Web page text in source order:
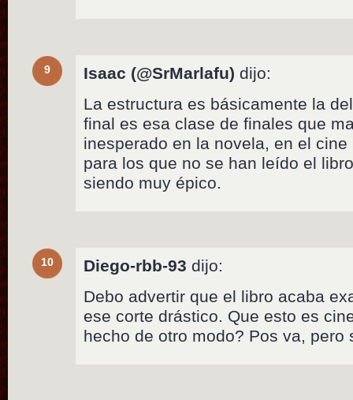
9 Isaac (@SrMarlafu) dijo:
La estructura es básicamente la
final es esa clase de finales que
inesperado en la novela, en el
para los que no se han leído el
siendo muy épico.
10 Diego-rbb-93 dijo:
Debo advertir que el libro acaba
ese corte drástico. Que esto es
hecho de otro modo? Pos va, pero